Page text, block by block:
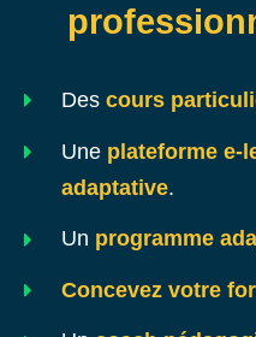
Des cours
Une plateforme e-
adaptative.
Un programme
Concevez votre